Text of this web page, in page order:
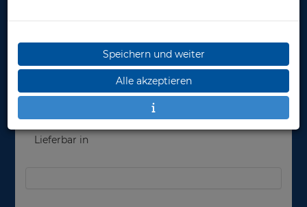
Herstellerpreis: 175,00 €
89,00 €
Lieferbar in
Speichern und weiter
Alle akzeptieren